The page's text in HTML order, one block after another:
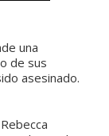
una
de sus
asesinado.